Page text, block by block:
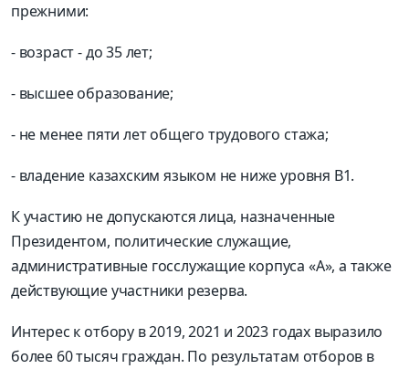
прежними:
- возраст - до 35 лет;
- высшее образование;
- не менее пяти лет общего трудового стажа;
- владение казахским языком не ниже уровня B1.
К участию не допускаются лица, назначенные
Президентом, политические служащие,
административные госслужащие корпуса «А», а также
действующие участники резерва.
Интерес к отбору в 2019, 2021 и 2023 годах выразило
более 60 тысяч граждан. По результатам отборов в